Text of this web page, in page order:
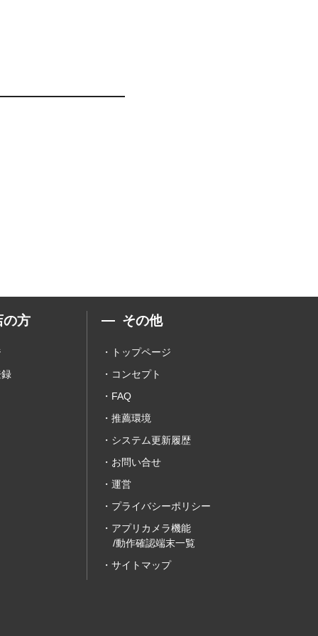
の方 その他
トップページ
コンセプト
FAQ
推薦環境
システム更新履歴
お問い合せ
運営
プライバシーポリシー
アプリカメラ機能
/動作確認端末一覧
サイトマップ